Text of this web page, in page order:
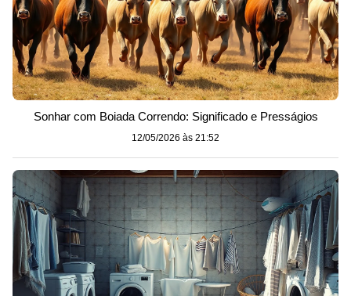
Sonhar com Boiada Correndo: Significado e Presságios
12/05/2026 às 21:52